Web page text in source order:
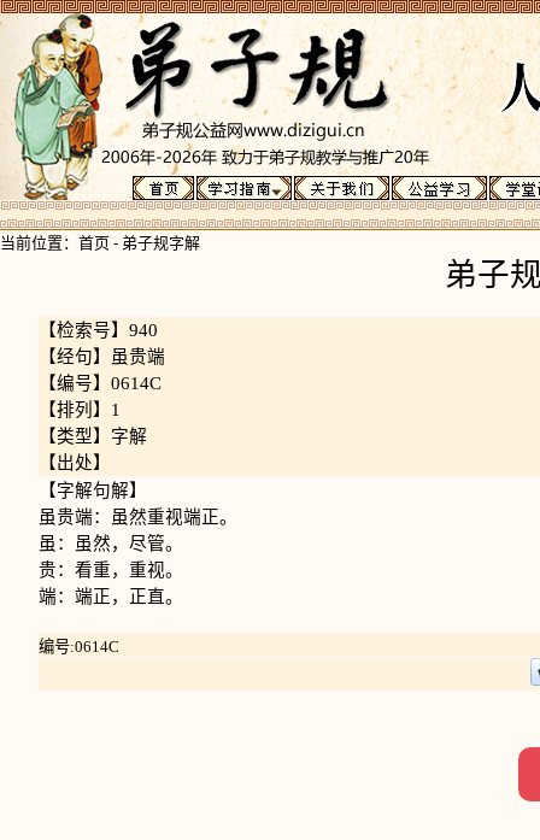
当前位置： 首页 - 弟子规字解
弟子
【检索号】940
【经句】虽贵端
【编号】0614C
【排列】1
【类型】字解
【出处】
【字解句解】
虽贵端：虽然重视端正。
虽：虽然，尽管。
贵：看重，重视。
端：端正，正直。
编号:0614C